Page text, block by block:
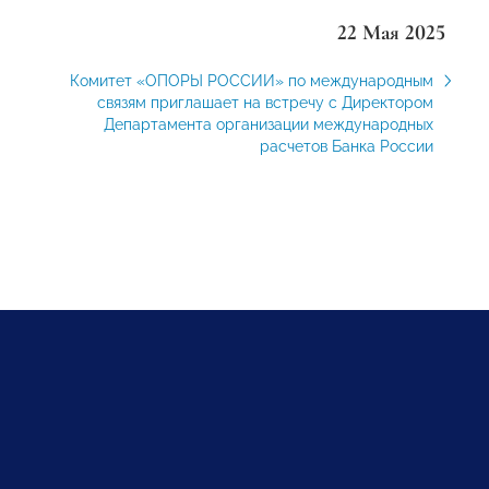
22 Мая 2025
Комитет «ОПОРЫ РОССИИ» по международным
связям приглашает на встречу с Директором
Департамента организации международных
расчетов Банка России